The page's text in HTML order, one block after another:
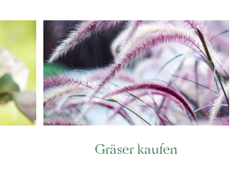
Gräser kaufen